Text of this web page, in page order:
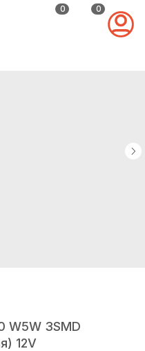
0 0
W5W 3SMD
12V